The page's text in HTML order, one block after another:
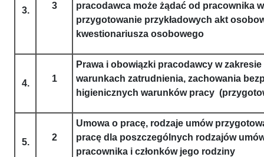
3. 3
pracodawca może żądać od pracownika
przygotowanie przykładowych akt
kwestionariusza osobowego
4. 1
Prawa i obowiązki pracodawcy w
warunkach zatrudnienia, zachowania
higienicznych warunków pracy
5. 2
Umowa o pracę, rodzaje umów
pracę dla poszczególnych rodzajów
pracownika i członków jego rodziny